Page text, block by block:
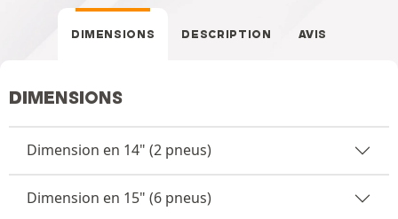
DIMENSIONS DESCRIPTION AVIS
DIMENSIONS
Dimension en 14" (2 pneus)
Dimension en 15" (6 pneus)